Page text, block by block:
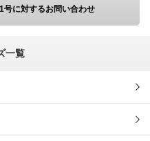
号に対するお問い合わせ
一覧